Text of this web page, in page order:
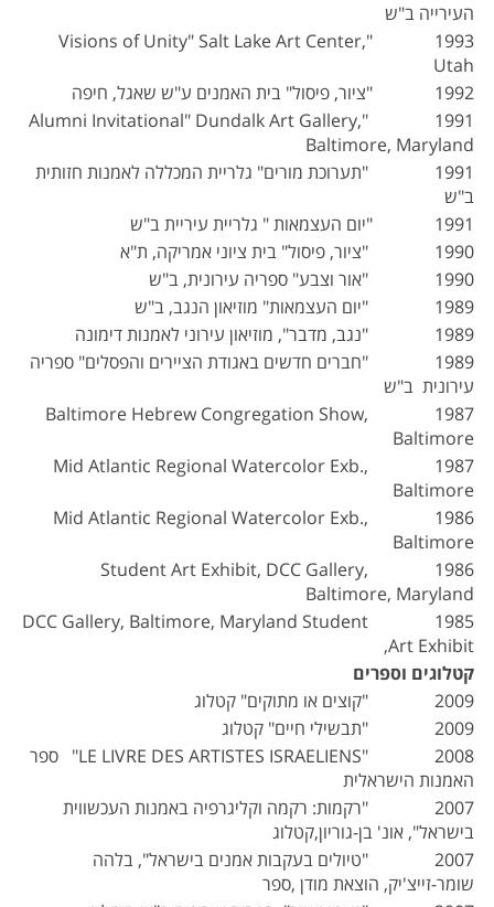
העירייה ב"ש
1993 "Visions of Unity" Salt Lake Art Center,
Utah
1992 "ציור, פיסול" בית האמנים ע"ש שאגל, חיפה
1991 "Alumni Invitational" Dundalk Art Gallery,
Baltimore, Maryland
1991 "תערוכת מורים" גלריית המכללה לאמנות חזותית
ב"ש
1991 "יום העצמאות " גלריית עיריית ב"ש
1990 "ציור, פיסול" בית ציוני אמריקה, ת"א
1990 "אור וצבע" ספריה עירונית, ב"ש
1989 "יום העצמאות" מוזיאון הנגב, ב"ש
1989 "נגב, מדבר", מוזיאון עירוני לאמנות דימונה
1989 "חברים חדשים באגודת הציירים והפסלים" ספריה
עירונית ב"ש
1987 Baltimore Hebrew Congregation Show,
Baltimore
1987 Mid Atlantic Regional Watercolor Exb.,
Baltimore
1986 Mid Atlantic Regional Watercolor Exb.,
Baltimore
1986 Student Art Exhibit, DCC Gallery,
Baltimore, Maryland
1985 DCC Gallery, Baltimore, Maryland Student
Art Exhibit,
קטלוגים וספרים
2009 "קוצים או מתוקים" קטלוג
2009 "תבשילי חיים" קטלוג
2008 "LE LIVRE DES ARTISTES ISRAELIENS" ספר
האמנות הישראלית
2007 "רקמות: רקמה וקליגרפיה באמנות העכשווית
בישראל", אונ' בן-גוריון,קטלוג
2007 "טיולים בעקבות אמנים בישראל", בלהה
שומר-זייצ'יק, הוצאת מודן ,ספר